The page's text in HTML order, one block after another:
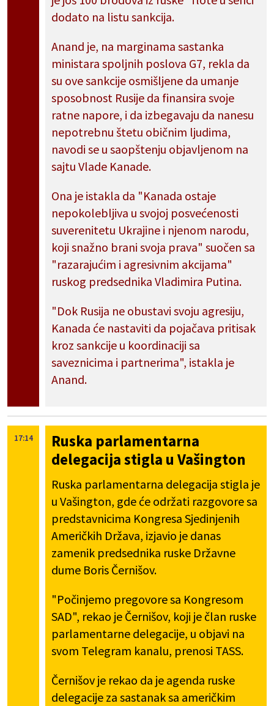
dodato na listu sankcija.
Anand je, na marginama sastanka
ministara spoljnih poslova G7, rekla da
su ove sankcije osmišljene da umanje
sposobnost Rusije da finansira svoje
ratne napore, i da izbegavaju da nanesu
nepotrebnu štetu običnim ljudima,
navodi se u saopštenju objavljenom na
sajtu Vlade Kanade.
Ona je istakla da "Kanada ostaje
nepokolebljiva u svojoj posvećenosti
suverenitetu Ukrajine i njenom narodu,
koji snažno brani svoja prava" suočen sa
"razarajućim i agresivnim akcijama"
ruskog predsednika Vladimira Putina.
"Dok Rusija ne obustavi svoju agresiju,
Kanada će nastaviti da pojačava pritisak
kroz sankcije u koordinaciji sa
saveznicima i partnerima", istakla je
Anand.
17:14
Ruska parlamentarna
delegacija stigla u Vašington
Ruska parlamentarna delegacija stigla je
u Vašington, gde će održati razgovore sa
predstavnicima Kongresa Sjedinjenih
Američkih Država, izjavio je danas
zamenik predsednika ruske Državne
dume Boris Černišov.
"Počinjemo pregovore sa Kongresom
SAD", rekao je Černišov, koji je član ruske
parlamentarne delegacije, u objavi na
svom Telegram kanalu, prenosi TASS.
Černišov je rekao da je agenda ruske
delegacije za sastanak sa američkim